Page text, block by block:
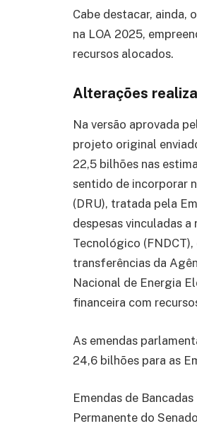
Cabe destacar, ainda,
na LOA 2025,
recursos alocados.
Alterações
Na versão aprovada
projeto original
22,5 bilhões nas
sentido de incorporar
(DRU), tratada pela
despesas vinculadas
Tecnológico
transferências da
Nacional de Energia
financeira com
As emendas
24,6 bilhões para as
Emendas de
Permanente do